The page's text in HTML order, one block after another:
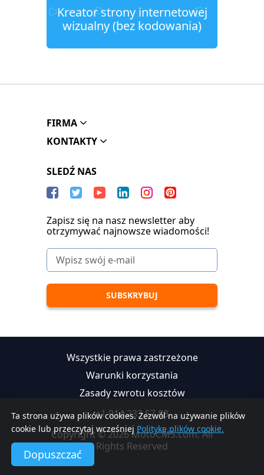
Kreator strony internetowej
wizualny (bez kodowania)
Ta strona używa plików cookies. Zezwól na używanie plików
cookie lub przeczytaj wcześniej Politykę plików cookie.
Dopuszczać
FIRMA
KONTAKTY
SLEDŹ NAS
Zapisz się na nasz newsletter aby
otrzymywać najnowsze wiadomości!
Wszystkie prawa zastrzeżone
Warunki korzystania
Zasady zwrotu kosztów
+1 914 233 57 88
Copyright © 2026 MotoCMS.com. All
Rights Reserved